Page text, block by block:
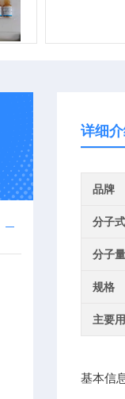
详细
品牌
分子式
分子量
规格
主要
基本信